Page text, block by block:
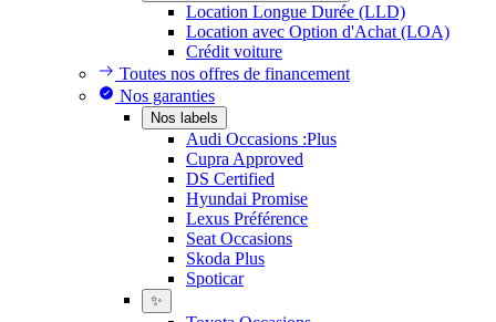
Location Longue Durée (LLD)
Location avec Option d'Achat (LOA)
Crédit voiture
Toutes nos offres de financement
Nos garanties
Nos labels
Audi Occasions :Plus
Cupra Approved
DS Certified
Hyundai Promise
Lexus Préférence
Seat Occasions
Skoda Plus
Spoticar
✨